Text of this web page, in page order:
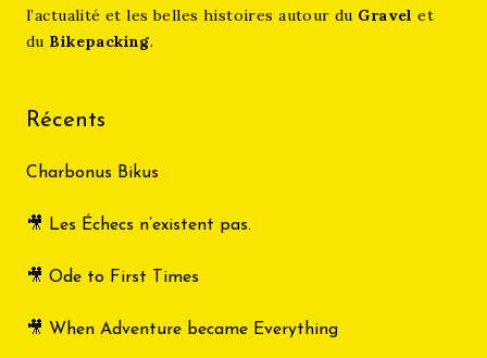
l’actualité et les belles histoires autour du Gravel et
du Bikepacking.
Récents
Charbonus Bikus
🎥 Les Échecs n’existent pas.
🎥 Ode to First Times
🎥 When Adventure became Everything